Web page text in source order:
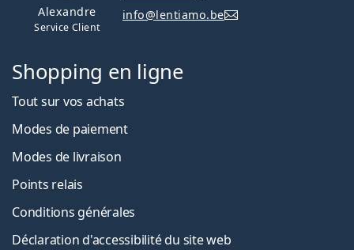
Alexandre
Service Client
info@lentiamo.be
Shopping en ligne
Tout sur vos achats
Modes de paiement
Modes de livraison
Points relais
Conditions générales
Déclaration d'accessibilité du site web